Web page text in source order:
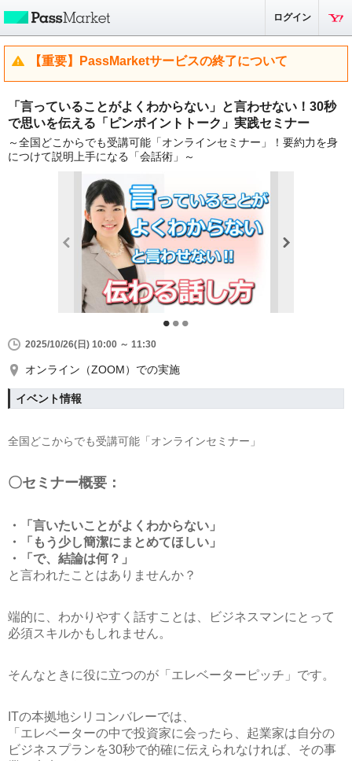
ログイン
【重要】PassMarketサービスの終了について
「言っていることがよくわからない」と言わせない！30秒
で思いを伝える「ピンポイントトーク」実践セミナー
～全国どこからでも受講可能「オンラインセミナー」！要約力を身
につけて説明上手になる「会話術」～
2025/10/26(日) 10:00 ～ 11:30
オンライン（ZOOM）での実施
イベント情報
全国どこからでも受講可能「オンラインセミナー」
〇セミナー概要：
・「言いたいことがよくわからない」
・「もう少し簡潔にまとめてほしい」
・「で、結論は何？」
と言われたことはありませんか？
端的に、わかりやすく話すことは、ビジネスマンにとって
必須スキルかもしれません。
そんなときに役に立つのが「エレベーターピッチ」です。
ITの本拠地シリコンバレーでは、
「エレベーターの中で投資家に会ったら、起業家は自分の
ビジネスプランを30秒で的確に伝えられなければ、その事